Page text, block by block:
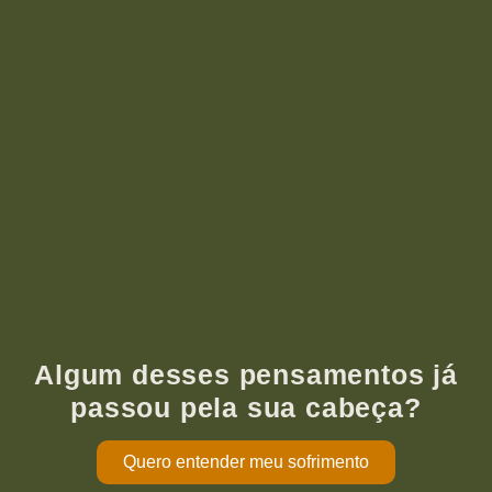
Algum desses pensamentos já
passou pela sua cabeça?
Quero entender meu sofrimento